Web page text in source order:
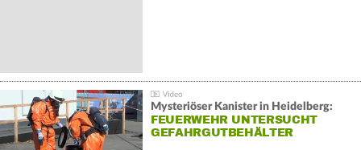
Mysteriöser Kanister in Heidelberg:
FEUERWEHR UNTERSUCHT
GEFAHRGUTBEHÄLTER